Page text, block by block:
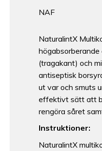
NAF
NaturalintX
(tragakant) och
antiseptisk
ut var och smuts
effektivt sätt att
rengöra såret
Instruktioner:
NaturalintX